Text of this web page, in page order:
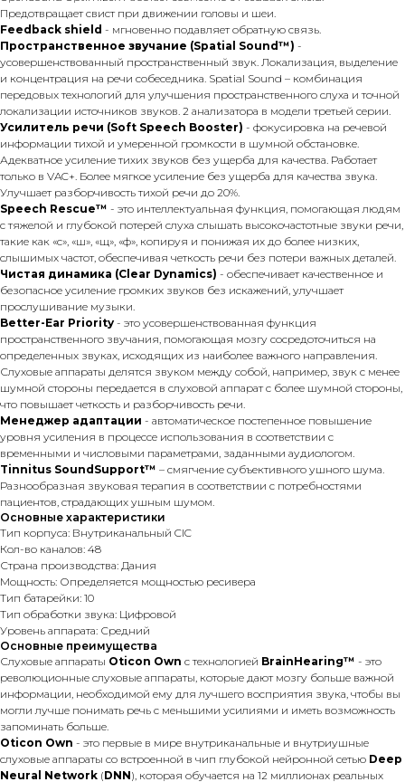
Предотвращает свист при движении головы и шеи.
Feedback shield - мгновенно подавляет обратную связь.
Пространственное звучание (Spatial Sound™) -
усовершенствованный пространственный звук. Локализация, выделение
и концентрация на речи собеседника. Spatial Sound – комбинация
передовых технологий для улучшения пространственного слуха и точной
локализации источников звуков. 2 анализатора в модели третьей серии.
Усилитель речи (Soft Speech Booster) - фокусировка на речевой
информации тихой и умеренной громкости в шумной обстановке.
Адекватное усиление тихих звуков без ущерба для качества. Работает
только в VAC+. Более мягкое усиление без ущерба для качества звука.
Улучшает разборчивость тихой речи до 20%.
Speech Rescue™ - это интеллектуальная функция, помогающая людям
с тяжелой и глубокой потерей слуха слышать высокочастотные звуки речи,
такие как «с», «ш», «щ», «ф», копируя и понижая их до более низких,
слышимых частот, обеспечивая четкость речи без потери важных деталей.
Чистая динамика (Clear Dynamics) - обеспечивает качественное и
безопасное усиление громких звуков без искажений, улучшает
прослушивание музыки.
Better-Ear Priority - это усовершенствованная функция
пространственного звучания, помогающая мозгу сосредоточиться на
определенных звуках, исходящих из наиболее важного направления.
Слуховые аппараты делятся звуком между собой, например, звук с менее
шумной стороны передается в слуховой аппарат с более шумной стороны,
что повышает четкость и разборчивость речи.
Менеджер адаптации - автоматическое постепенное повышение
уровня усиления в процессе использования в соответствии с
временными и числовыми параметрами, заданными аудиологом.
Tinnitus SoundSupport™ – смягчение субъективного ушного шума.
Разнообразная звуковая терапия в соответствии с потребностями
пациентов, страдающих ушным шумом.
Основные характеристики
Тип корпуса: Внутриканальный CIC
Кол-во каналов: 48
Страна производства: Дания
Мощность: Определяется мощностью ресивера
Тип батарейки: 10
Тип обработки звука: Цифровой
Уровень аппарата: Средний
Основные преимущества
Слуховые аппараты Oticon Own с технологией BrainHearing™ - это
революционные слуховые аппараты, которые дают мозгу больше важной
информации, необходимой ему для лучшего восприятия звука, чтобы вы
могли лучше понимать речь с меньшими усилиями и иметь возможность
запоминать больше.
Oticon Own - это первые в мире внутриканальные и внутриушные
слуховые аппараты со встроенной в чип глубокой нейронной сетью Deep
Neural Network (DNN), которая обучается на 12 миллионах реальных